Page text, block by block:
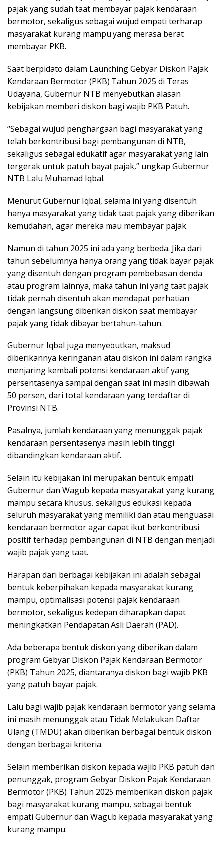
pajak yang sudah taat membayar pajak kendaraan
bermotor, sekaligus sebagai wujud empati terharap
masyarakat kurang mampu yang merasa berat
membayar PKB.
Saat berpidato dalam Launching Gebyar Diskon Pajak
Kendaraan Bermotor (PKB) Tahun 2025 di Teras
Udayana, Gubernur NTB menyebutkan alasan
kebijakan memberi diskon bagi wajib PKB Patuh.
“Sebagai wujud penghargaan bagi masyarakat yang
telah berkontribusi bagi pembangunan di NTB,
sekaligus sebagai edukatif agar masyarakat yang lain
tergerak untuk patuh bayat pajak,” ungkap Gubernur
NTB Lalu Muhamad Iqbal.
Menurut Gubernur Iqbal, selama ini yang disentuh
hanya masyarakat yang tidak taat pajak yang diberikan
kemudahan, agar mereka mau membayar pajak.
Namun di tahun 2025 ini ada yang berbeda. Jika dari
tahun sebelumnya hanya orang yang tidak bayar pajak
yang disentuh dengan program pembebasan denda
atau program lainnya, maka tahun ini yang taat pajak
tidak pernah disentuh akan mendapat perhatian
dengan langsung diberikan diskon saat membayar
pajak yang tidak dibayar bertahun-tahun.
Gubernur Iqbal juga menyebutkan, maksud
diberikannya keringanan atau diskon ini dalam rangka
menjaring kembali potensi kendaraan aktif yang
persentasenya sampai dengan saat ini masih dibawah
50 persen, dari total kendaraan yang terdaftar di
Provinsi NTB.
Pasalnya, jumlah kendaraan yang menunggak pajak
kendaraan persentasenya masih lebih tinggi
dibandingkan kendaraan aktif.
Selain itu kebijakan ini merupakan bentuk empati
Gubernur dan Wagub kepada masyarakat yang kurang
mampu secara khusus, sekaligus edukasi kepada
seluruh masyarakat yang memiliki dan atau menguasai
kendaraan bermotor agar dapat ikut berkontribusi
positif terhadap pembangunan di NTB dengan menjadi
wajib pajak yang taat.
Harapan dari berbagai kebijakan ini adalah sebagai
bentuk keberpihakan kepada masyarakat kurang
mampu, optimalisasi potensi pajak kendaraan
bermotor, sekaligus kedepan diharapkan dapat
meningkatkan Pendapatan Asli Daerah (PAD).
Ada beberapa bentuk diskon yang diberikan dalam
program Gebyar Diskon Pajak Kendaraan Bermotor
(PKB) Tahun 2025, diantaranya diskon bagi wajib PKB
yang patuh bayar pajak.
Lalu bagi wajib pajak kendaraan bermotor yang selama
ini masih menunggak atau Tidak Melakukan Daftar
Ulang (TMDU) akan diberikan berbagai bentuk diskon
dengan berbagai kriteria.
Selain memberikan diskon kepada wajib PKB patuh dan
penunggak, program Gebyar Diskon Pajak Kendaraan
Bermotor (PKB) Tahun 2025 memberikan diskon pajak
bagi masyarakat kurang mampu, sebagai bentuk
empati Gubernur dan Wagub kepada masyarakat yang
kurang mampu.